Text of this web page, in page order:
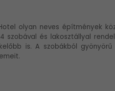
olyan neves építmények
szobával és lakosztállyal
is. A szobákból